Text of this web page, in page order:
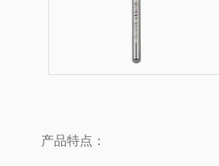
产品特点：